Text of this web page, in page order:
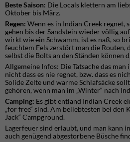
Beste Saison: Die Locals klettern am
Oktober bis März.
Regen: Wenn es in Indian Creek regnet,
gehen bis der Sandstein wieder völlig
wirkt wie ein Schwamm, ist es naß, so
feuchtem Fels zerstört man die Routen,
selbst die Bolts an den Ständen können
Allgemeine Infos: Die Tatsache das
nicht dass es nie regnet, bzw. dass es
Solide Zelte und warme Schlafsäcke
gehören, wenn man im „Winter“ nach
Camping: Es gibt entland Indian Creek
„for free“ sind. Am beliebtesten bei den
Jack“ Campground.
Lagerfeuer sind erlaubt, und man kann
auch genügend abgestorbene Büsche